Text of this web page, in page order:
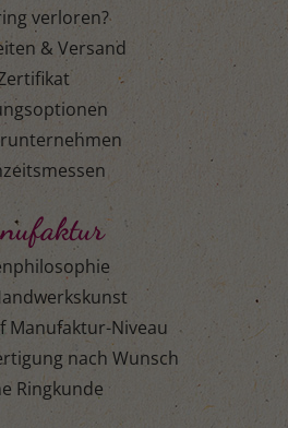
verloren?
& Versand
Manufaktur-Niveau
nach Wunsch
Ringkunde